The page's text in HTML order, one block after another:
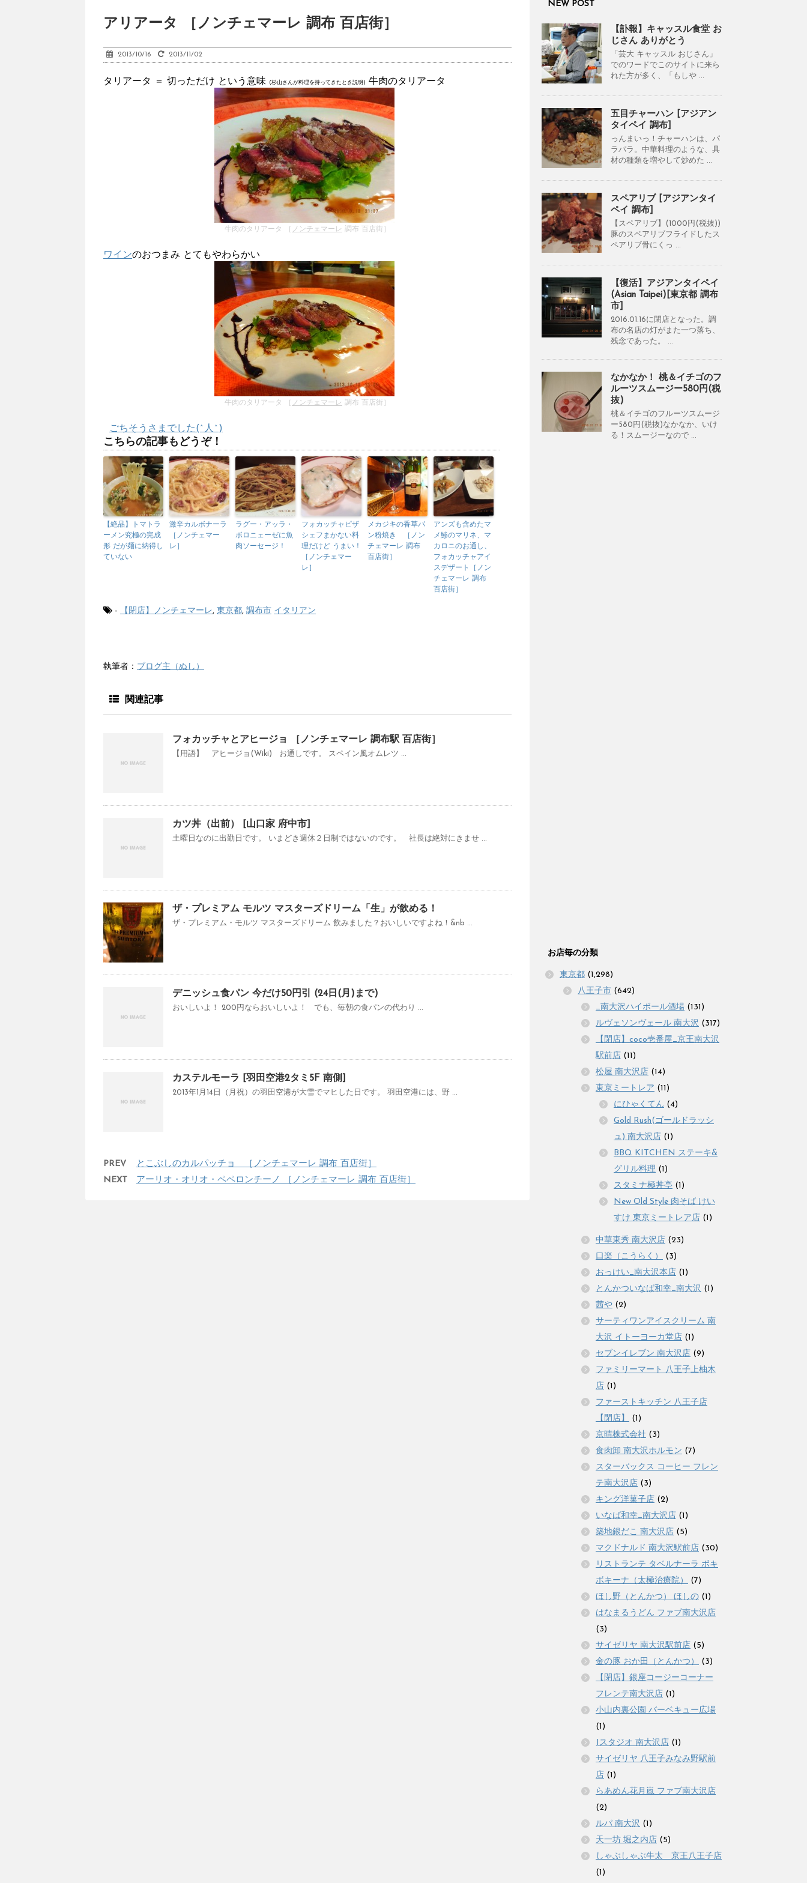
アリアータ ［ノンチェマーレ 調布 百店街］
2013/10/16 2013/11/02
タリアータ ＝ 切っただけ という意味 (杉山さんが料理を持ってきたとき説明) 牛肉のタリアータ
牛肉のタリアータ ［ ノンチェマーレ 調布 百店街］
ワインのおつまみ とてもやわらかい
牛肉のタリアータ ［ ノンチェマーレ 調布 百店街］
ごちそうさまでした(^人^)
こちらの記事もどうぞ！
【絶品】トマトラ
ーメン究極の完成
形 だが麺に納得し
ていない
激辛カルボナーラ
［ノンチェマー
レ］
ラグー・アッラ・
ボロニェーゼに魚
肉ソーセージ！
フォカッチャピザ
シェフまかない料
理だけど うまい！
［ノンチェマー
レ］
メカジキの香草パ
ン粉焼き ［ノン
チェマーレ 調布
百店街］
アンズも含めたマ
メ鯵のマリネ、マ
カロニのお通し、
フォカッチャアイ
スデザート［ノン
チェマーレ 調布
百店街］
- 【閉店】ノンチェマーレ, 東京都, 調布市 イタリアン
執筆者： ブログ主（ぬし）
関連記事
フォカッチャとアヒージョ ［ノンチェマーレ 調布駅 百店街］
【用語】 アヒージョ(Wiki) お通しです。 スペイン風オムレツ ...
カツ丼（出前） [山口家 府中市]
土曜日なのに出勤日です。 いまどき週休２日制ではないのです。 社長は絶対にきませ ...
ザ・プレミアム モルツ マスターズドリーム「生」が飲める！
ザ・プレミアム・モルツ マスターズドリーム 飲みました？おいしいですよね！&nb ...
デニッシュ食パン 今だけ50円引 (24日(月)まで)
おいしいよ！ 200円ならおいしいよ！ でも、毎朝の食パンの代わり ...
カステルモーラ [羽田空港2タミ5F 南側]
2013年1月14日（月祝）の羽田空港が大雪でマヒした日です。 羽田空港には、野 ...
PREV
とこぶしのカルパッチョ ［ノンチェマーレ 調布 百店街］
NEXT
アーリオ・オリオ・ペペロンチーノ ［ノンチェマーレ 調布 百店街］
NEW POST
【訃報】キャッスル食堂 お
じさん ありがとう
「芸大 キャッスル おじさん」
でのワードでこのサイトに来ら
れた方が多く、「もしや ...
五目チャーハン [アジアン
タイペイ 調布]
っんまいっ！チャーハンは、パ
ラパラ。中華料理のような、具
材の種類を増やして炒めた ...
スペアリブ [アジアンタイ
ペイ 調布]
【スペアリブ】(1000円(税抜))
豚のスペアリブフライドしたス
ペアリブ骨にくっ ...
【復活】アジアンタイペイ
(Asian Taipei)[東京都 調布
市]
2016.01.16に閉店となった。調
布の名店の灯がまた一つ落ち、
残念であった。 ...
なかなか！ 桃＆イチゴのフ
ルーツスムージー580円(税
抜)
桃＆イチゴのフルーツスムージ
ー580円(税抜)なかなか、いけ
る！スムージーなので ...
お店毎の分類
東京都 (1,298)
八王子市 (642)
_南大沢ハイボール酒場 (131)
ルヴェソンヴェール 南大沢 (317)
【閉店】coco壱番屋_京王南大沢
駅前店 (11)
松屋 南大沢店 (14)
東京ミートレア (11)
にひゃくてん (4)
Gold Rush(ゴールドラッシ
ュ) 南大沢店 (1)
BBQ KITCHEN ステーキ&
グリル料理 (1)
スタミナ極丼亭 (1)
New Old Style 肉そば けい
すけ 東京ミートレア店 (1)
中華東秀 南大沢店 (23)
口楽（こうらく）
(3)
おっけい_南大沢本店 (1)
とんかついなば和幸_南大沢 (1)
茜や (2)
サーティワンアイスクリーム 南
大沢 イトーヨーカ堂店 (1)
セブンイレブン 南大沢店 (9)
ファミリーマート 八王子上柚木
店 (1)
ファーストキッチン 八王子店
【閉店】
(1)
京晴株式会社 (3)
食肉卸 南大沢ホルモン (7)
スターバックス コーヒー フレン
テ南大沢店 (3)
キング洋菓子店 (2)
いなば和幸_南大沢店 (1)
築地銀だこ 南大沢店 (5)
マクドナルド 南大沢駅前店 (30)
リストランテ タベルナーラ ボキ
ボキーナ（太極治療院）
(7)
ほし野（とんかつ） ほしの (1)
はなまるうどん ファブ南大沢店
(3)
サイゼリヤ 南大沢駅前店 (5)
金の豚 おか田（とんかつ）
(3)
【閉店】銀座コージーコーナー
フレンテ南大沢店 (1)
小山内裏公園 バーベキュー広場
(1)
Jスタジオ 南大沢店 (1)
サイゼリヤ 八王子みなみ野駅前
店 (1)
らあめん花月嵐 ファブ南大沢店
(2)
ルパ 南大沢 (1)
天一坊 堀之内店 (5)
しゃぶしゃぶ牛太 京王八王子店
(1)